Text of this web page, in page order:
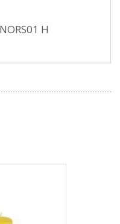
H